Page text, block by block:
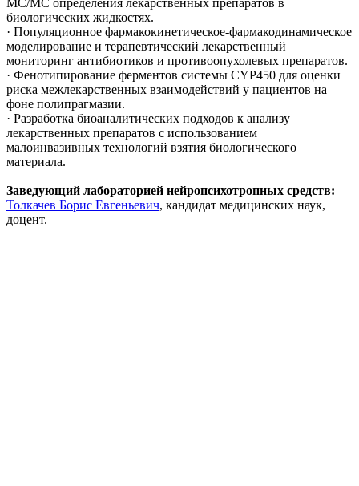
биологических жидкостях.
· Популяционное фармакокинетическое-фармакодинамическое
моделирование и терапевтический лекарственный
мониторинг антибиотиков и противоопухолевых препаратов.
· Фенотипирование ферментов системы CYP450 для оценки
риска межлекарственных взаимодействий у пациентов на
фоне полипрагмазии.
· Разработка биоаналитических подходов к анализу
лекарственных препаратов с использованием
малоинвазивных технологий взятия биологического
материала.
Заведующий лабораторией нейропсихотропных средств:
Толкачев Борис Евгеньевич, кандидат медицинских наук,
доцент.